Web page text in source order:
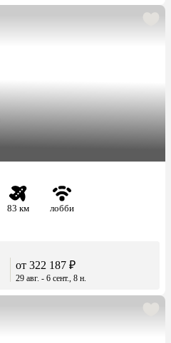
83 км лобби
от 322 187 ₽
29 авг. - 6 сент., 8 н.